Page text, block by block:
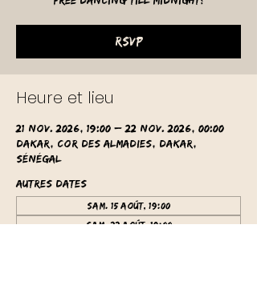
RSVP
Heure et lieu
21 nov. 2026, 19:00 – 22 nov. 2026, 00:00
Dakar, Cor des Almadies, Dakar,
Sénégal
Autres dates
sam. 15 août, 19:00
sam. 22 août, 19:00